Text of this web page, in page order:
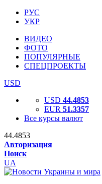
РУС
УКР
ВИДЕО
ФОТО
ПОПУЛЯРНЫЕ
СПЕЦПРОЕКТЫ
USD
USD 44.4853
EUR 51.3357
Все курсы валют
44.4853
Авторизация
Поиск
UA